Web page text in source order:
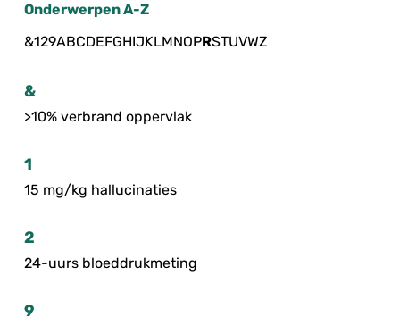
Onderwerpen A-Z
&129ABCDEFGHIJKLMNOPRSTUVWZ
&
>10% verbrand oppervlak
1
15 mg/kg hallucinaties
2
24-uurs bloeddrukmeting
9